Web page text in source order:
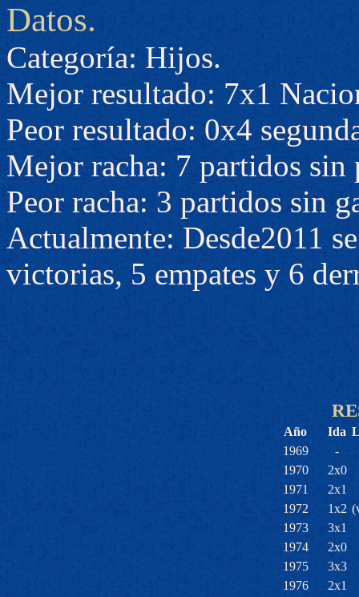
Datos.
Categoría: Hijos.
Mejor resultado: 7x1
Peor resultado: 0x4
Mejor racha: 7 partidos sin
Peor racha: 3 partidos sin
Actualmente: Desde2011
victorias, 5 empates y 6
Año Ida
1969
-
1970
2x0
1971
2x1
1972
1x2
1973
3x1
1974
2x0
1975
3x3
1976
2x1